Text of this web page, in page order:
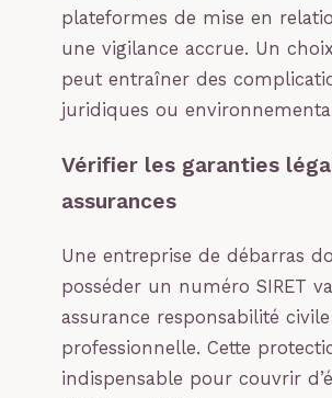
plateformes de mise en
une vigilance accrue. Un
peut entraîner des
juridiques ou
Vérifier les garanties
assurances
Une entreprise de débarras
posséder un numéro SIRET
assurance responsabilité civile
professionnelle. Cette
indispensable pour couvrir